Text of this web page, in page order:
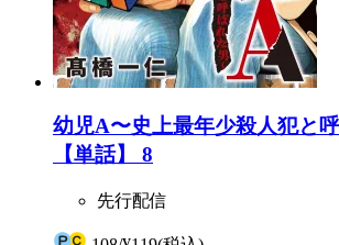
幼児A〜史上最年少殺人犯と
【単話】 8
先行配信